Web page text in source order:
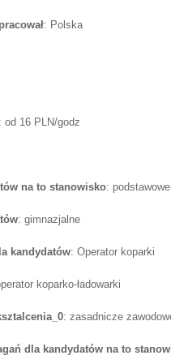
: Polska
: od 16 PLN/godz
na to stanowisko: podstawowe
: gimnazjalne
kandydatów: Operator koparki
koparko-ładowarki
: zasadnicze
dla kandydatów na to